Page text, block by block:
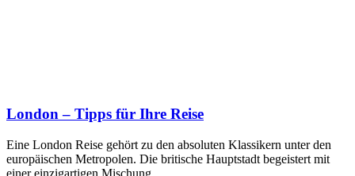
London – Tipps für Ihre Reise
Eine London Reise gehört zu den absoluten Klassikern unter den
europäischen Metropolen. Die britische Hauptstadt begeistert mit